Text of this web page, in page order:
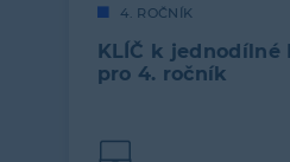
4. ROČNÍK
KLÍČ k jednodílné
pro 4. ročník